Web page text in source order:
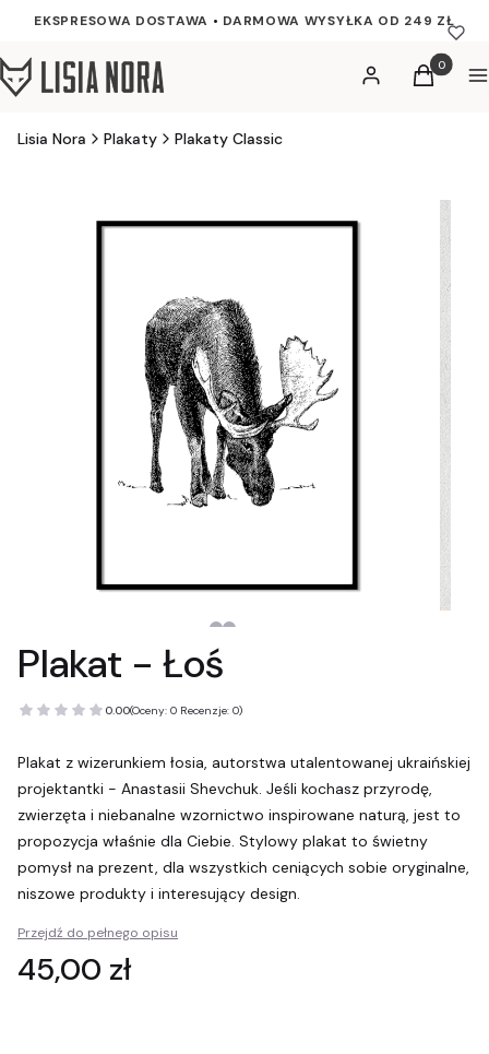
EKSPRESOWA DOSTAWA • DARMOWA WYSYŁKA OD 249 ZŁ
Zaloguj sięProdukty
Koszyk
Lisia Nora Plakaty Plakaty Classic
Plakat - Łoś
0.00(Oceny: 0 Recenzje: 0)
Plakat z wizerunkiem łosia, autorstwa utalentowanej ukraińskiej
projektantki - Anastasii Shevchuk. Jeśli kochasz przyrodę,
zwierzęta i niebanalne wzornictwo inspirowane naturą, jest to
propozycja właśnie dla Ciebie. Stylowy plakat to świetny
pomysł na prezent, dla wszystkich ceniących sobie oryginalne,
niszowe produkty i interesujący design.
Przejdź do pełnego opisu
Cena
45,00 zł